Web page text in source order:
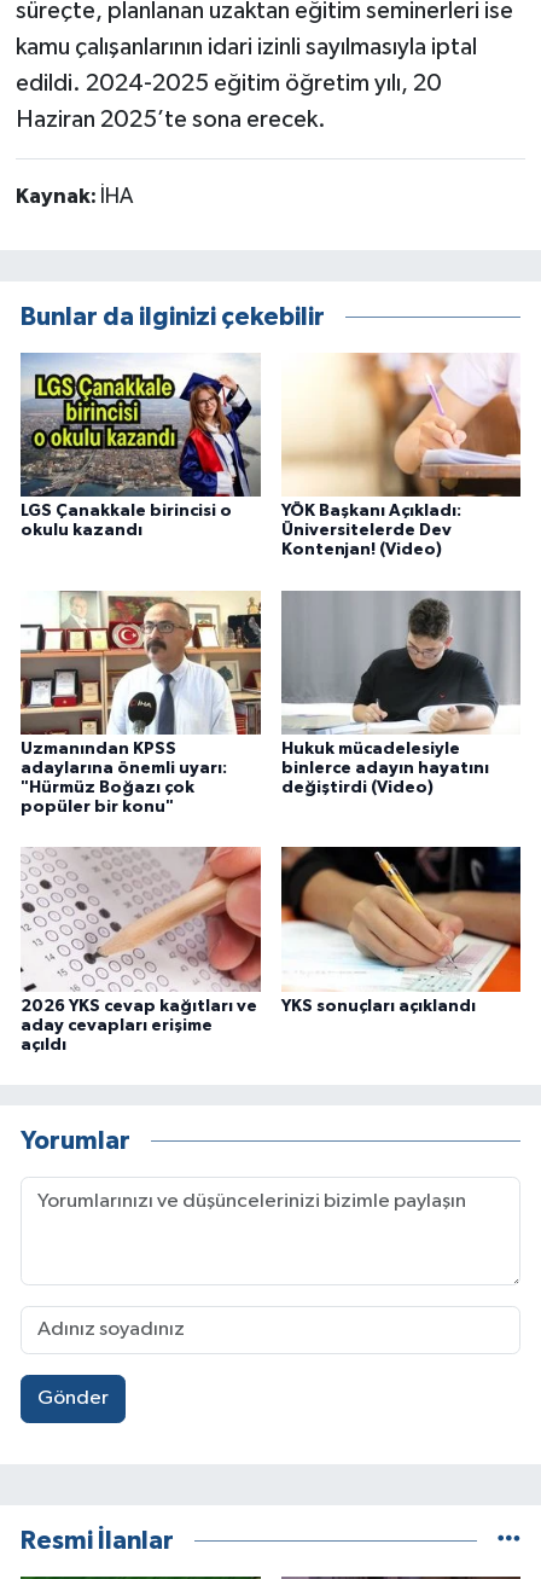
süreçte, planlanan uzaktan eğitim seminerleri ise
kamu çalışanlarının idari izinli sayılmasıyla iptal
edildi. 2024-2025 eğitim öğretim yılı, 20
Haziran 2025’te sona erecek.
Kaynak: İHA
Bunlar da ilginizi çekebilir
LGS Çanakkale birincisi o
okulu kazandı
YÖK Başkanı Açıkladı:
Üniversitelerde Dev
Kontenjan! (Video)
Uzmanından KPSS
adaylarına önemli uyarı:
"Hürmüz Boğazı çok
popüler bir konu"
Hukuk mücadelesiyle
binlerce adayın hayatını
değiştirdi (Video)
2026 YKS cevap kağıtları ve
aday cevapları erişime
açıldı
YKS sonuçları açıklandı
Yorumlar
Gönder
Resmi İlanlar